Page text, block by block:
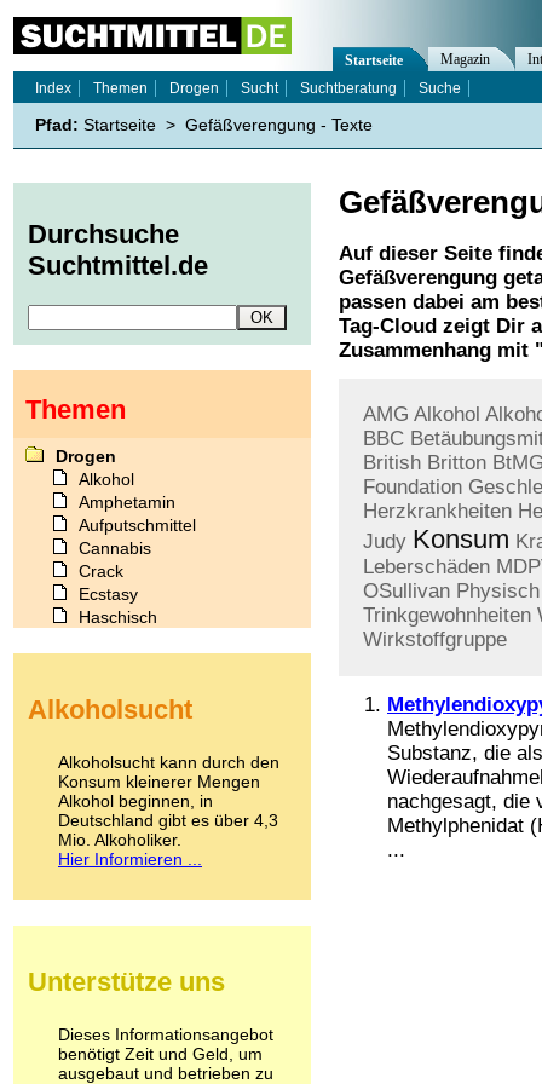
Auf dieser Seite
Gefäßverengung
passen dabei am
Tag-Cloud zeigt Dir
Zusammenhang mit
AMG Alkohol
BBC
British Britton
Foundation
Herzkrankheiten
Judy Konsum
Leberschäden
OSullivan Physisch
Trinkgewohnheiten
Wirkstoffgruppe
Substanz, die
nachgesagt, die
Methylphenidat
...
Startseite Magazin
Index
Themen Drogen Sucht Suchtberatung Suche
Pfad: Startseite > Gefäßverengung - Texte
Durchsuche
Suchtmittel.de
Themen
Drogen
Alkohol
Amphetamin
Aufputschmittel
Cannabis
Crack
Ecstasy
Haschisch
Kokain
LSD
Marihuana
Medikamente
Meskalin
Metamphetamin
Methadon
Pilze
Psychopharmaka
Schlafmittel
Schmerzmittel
Alkoholsucht
Alkoholsucht kann durch den
Konsum kleinerer Mengen
Alkohol beginnen, in
Deutschland gibt es über 4,3
Mio. Alkoholiker.
Hier Informieren ...
Unterstütze uns
Dieses Informationsangebot
benötigt Zeit und Geld, um
ausgebaut und betrieben zu